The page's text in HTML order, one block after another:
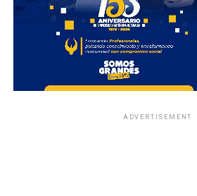
ADVERTISEMENT